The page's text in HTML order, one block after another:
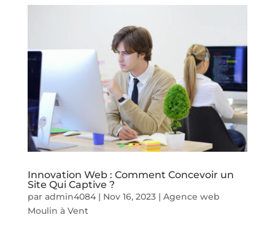
Innovation Web : Comment Concevoir un
Site Qui Captive ?
par admin4084| Nov 16, 2023| Agence web
Moulin à Vent